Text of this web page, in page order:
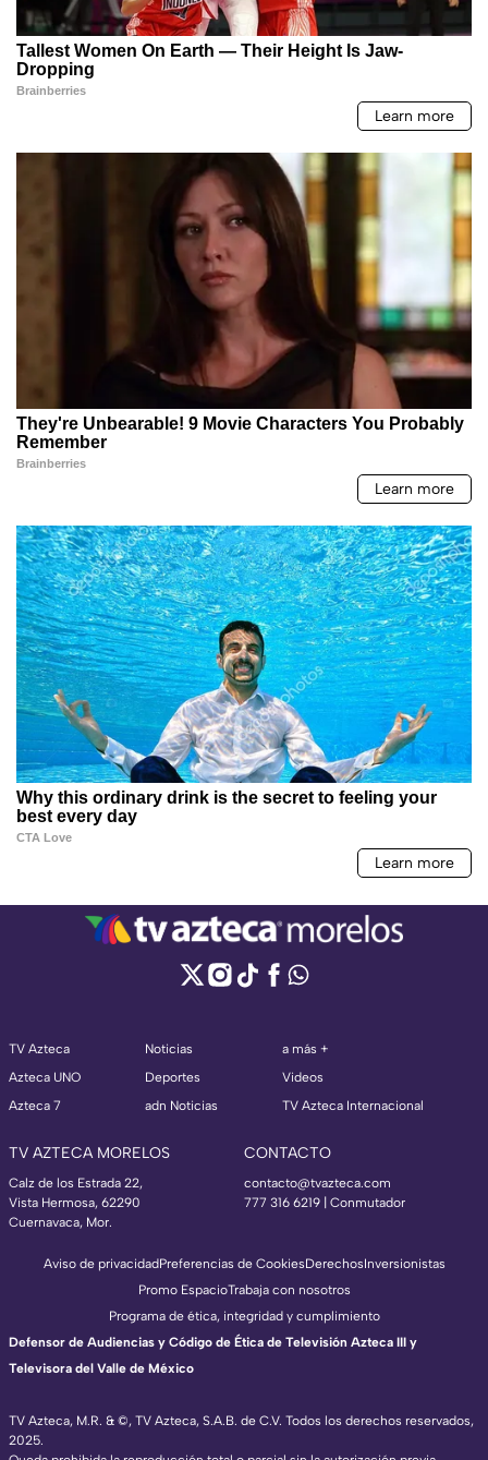
TV Azteca
Azteca UNO
Azteca 7
Noticias
Deportes
adn Noticias
a más +
Videos
TV Azteca Internacional
TV AZTECA MORELOS
Calz de los Estrada 22,
Vista Hermosa, 62290
Cuernavaca, Mor.
CONTACTO
contacto@tvazteca.com
777 316 6219 | Conmutador
TV Azteca, M.R. & ©, TV Azteca, S.A.B. de C.V. Todos los derechos reservados,
2025.
Aviso de privacidadPreferencias de CookiesDerechosInversionistas
Promo EspacioTrabaja con nosotros
Programa de ética, integridad y cumplimiento
Defensor de Audiencias y Código de Ética de Televisión Azteca III y
Televisora del Valle de México